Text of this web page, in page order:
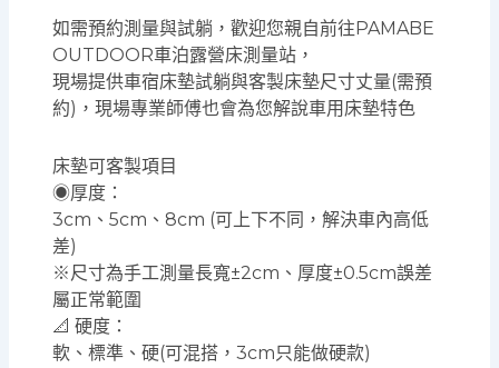
如需預約測量與試躺，歡迎您親自前往PAMABE
OUTDOOR車泊露營床測量站，
現場提供車宿床墊試躺與客製床墊尺寸丈量(需預
約)，現場專業師傅也會為您解說車用床墊特色
床墊可客製項目
◉厚度：
3cm、5cm、8cm (可上下不同，解決車內高低
差)
※尺寸為手工測量長寬±2cm、厚度±0.5cm誤差
屬正常範圍
📐 硬度：
軟、標準、硬(可混搭，3cm只能做硬款)